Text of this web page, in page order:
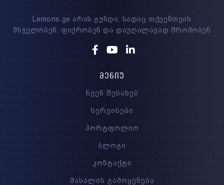
Lemons.ge არის გუნდი, სადაც თქვენთვის
მსჯელობენ, ფიქრობენ და დაუღალავად შრომობენ
ᲛᲔᲜᲘᲣ
ჩვენ შესახებ
სერვისები
პორტფოლიო
ბლოგი
კონტაქტი
მასალის გამოყენება